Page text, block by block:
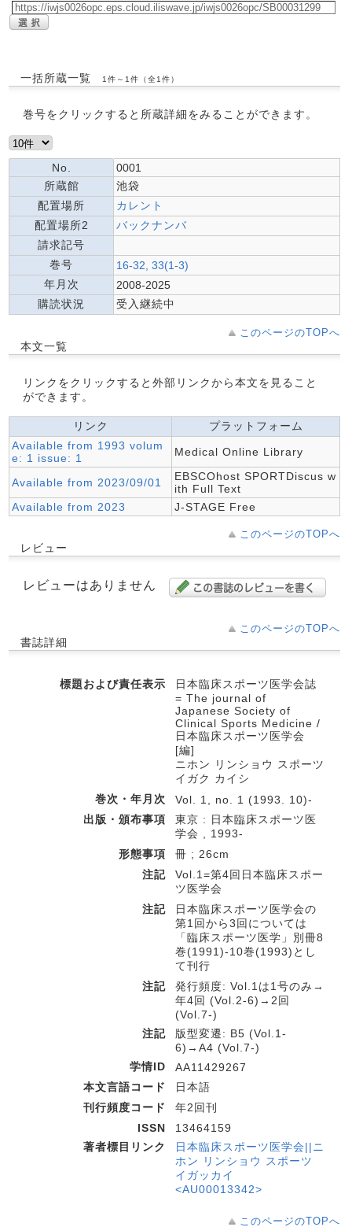
一括所蔵一覧 1件～1件（全1件）
巻号をクリックすると所蔵詳細をみることができます。
No.
0001
所蔵館
池袋
配置場所
カレント
配置場所2
バックナンバ
請求記号
巻号
16-32, 33(1-3)
年月次
2008-2025
購読状況
受入継続中
このページのTOPへ
本文一覧
リンクをクリックすると外部リンクから本文を見ること
ができます。
リンク
プラットフォーム
Available from 1993 volum
e: 1 issue: 1
Medical Online Library
Available from 2023/09/01
EBSCOhost SPORTDiscus w
ith Full Text
Available from 2023
J-STAGE Free
このページのTOPへ
レビュー
レビューはありません
このページのTOPへ
書誌詳細
標題および責任表示
日本臨床スポーツ医学会誌
= The journal of
Japanese Society of
Clinical Sports Medicine /
日本臨床スポーツ医学会
[編]
ニホン リンショウ スポーツ
イガク カイシ
巻次・年月次
Vol. 1, no. 1 (1993. 10)-
出版・頒布事項
東京 : 日本臨床スポーツ医
学会 , 1993-
形態事項
冊 ; 26cm
注記
Vol.1=第4回日本臨床スポー
ツ医学会
注記
日本臨床スポーツ医学会の
第1回から3回については
「臨床スポーツ医学」別冊8
巻(1991)-10巻(1993)とし
て刊行
注記
発行頻度: Vol.1は1号のみ→
年4回 (Vol.2-6)→2回
(Vol.7-)
注記
版型変遷: B5 (Vol.1-
6)→A4 (Vol.7-)
学情ID
AA11429267
本文言語コード
日本語
刊行頻度コード
年2回刊
ISSN
13464159
著者標目リンク
日本臨床スポーツ医学会||ニ
ホン リンショウ スポーツ
イガッカイ
<AU00013342>
このページのTOPへ